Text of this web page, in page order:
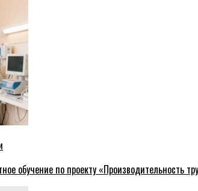
обучение по проекту «Производительность